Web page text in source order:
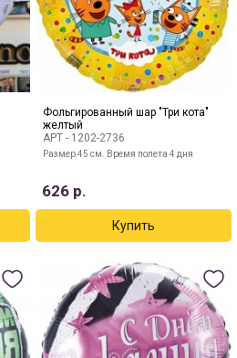
Фольгированный шар "Три кота"
желтый
АРТ - 1202-2736
Размер 45 см. Время полета 4 дня
626 р.